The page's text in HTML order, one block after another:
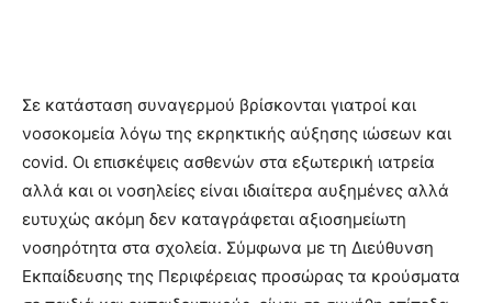
Σε κατάσταση συναγερμού βρίσκονται γιατροί και
νοσοκομεία λόγω της εκρηκτικής αύξησης ιώσεων και
covid. Οι επισκέψεις ασθενών στα εξωτερική ιατρεία
αλλά και οι νοσηλείες είναι ιδιαίτερα αυξημένες αλλά
ευτυχώς ακόμη δεν καταγράφεται αξιοσημείωτη
νοσηρότητα στα σχολεία. Σύμφωνα με τη Διεύθυνση
Εκπαίδευσης της Περιφέρειας προσώρας τα κρούσματα